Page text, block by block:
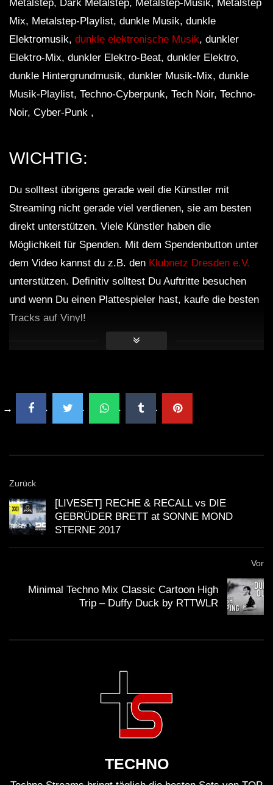
Metalstep, Dark Metalstep, Metalstep-Musik, Metalstep
Mix, Metalstep-Playlist, dunkle Musik, dunkle
Elektromusik, dunkle elektronische Musik, dunkler
Elektro-Mix, dunkler Elektro-Beat, dunkler Elektro,
dunkle Hintergrundmusik, dunkler Musik-Mix, dunkle
Musik-Playlist, Techno-Cyberpunk, Tech Noir, Techno-
Noir, Cyber-Punk ,
WICHTIG:
Du solltest übrigens gerade weil die Künstler mit
Streaming nicht gerade viel verdienen, sie am besten
direkt unterstützen. Viele Künstler haben die
Möglichkeit für Spenden. Mit dem Spendenbutton unter
dem Video kannst du z.B. den Klubnetz Dresden e.V.
unterstützen. Definitiv solltest Du Auftritte besuchen
und wenn Du einen Plattespieler hast, kaufe die besten
Tracks auf Vinyl!
Zurück
[LIVESET] RECHE & RECALL vs DIE
GEBRÜDER BRETT at SONNE MOND
STERNE 2017
Vor
Minimal Techno Mix Classic Cartoon High
Trip – Duffy Duck by RTTWLR
TECHNO